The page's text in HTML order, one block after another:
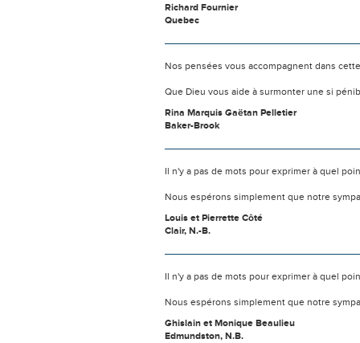
Richard Fournier
Quebec
Nos pensées vous accompagnent dans
Que Dieu vous aide à surmonter une si
Rina Marquis Gaëtan Pelletier
Baker-Brook
Il n'y a pas de mots pour exprimer à quel
Nous espérons simplement que notre
Louis et Pierrette Côté
Clair, N.-B.
Il n'y a pas de mots pour exprimer à quel
Nous espérons simplement que notre
Ghislain et Monique Beaulieu
Edmundston, N.B.